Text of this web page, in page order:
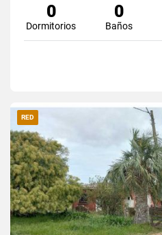
0
Dormitorios
0
Baños
RED